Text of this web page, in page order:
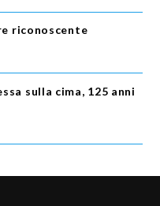
riconoscente
sulla cima, 125 anni